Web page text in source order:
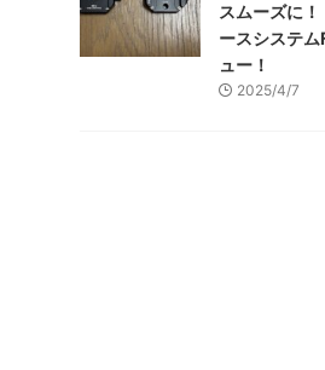
スムーズに
ースシステ
ュー！
2025/4/7